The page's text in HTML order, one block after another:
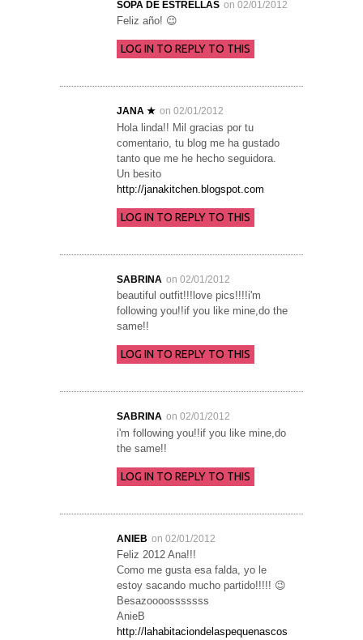
SOPA DE ESTRELLAS on 02/01/2012
Feliz año! 😉
LOG IN TO REPLY TO THIS
JANA ★ on 02/01/2012
Hola linda!! Mil gracias por tu
comentario, tu blog me ha gustado
tanto que me he hecho seguidora.
Un besito
http://janakitchen.blogspot.com
LOG IN TO REPLY TO THIS
SABRINA on 02/01/2012
beautiful outfit!!!love pics!!!!i'm
following you!!if you like mine,do the
same!!
LOG IN TO REPLY TO THIS
SABRINA on 02/01/2012
i'm following you!!if you like mine,do
the same!!
LOG IN TO REPLY TO THIS
ANIEB on 02/01/2012
Feliz 2012 Ana!!!
Como me gusta esa falda, yo le
estoy sacando mucho partido!!!!! 😉
Besazoooosssssss
AnieB
http://lahabitaciondelaspequenascos